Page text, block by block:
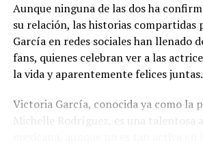
Aunque ninguna de las dos ha
su relación, las historias compartidas
García en redes sociales han llenado
fans, quienes celebran ver a las
la vida y aparentemente felices juntas.
Victoria García, conocida ya como la
Michelle Rodríguez, es una talentosa